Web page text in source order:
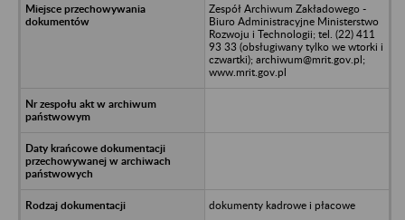
Zespół Archiwum Zakładowego -
Biuro Administracyjne Ministerstwo
Rozwoju i Technologii; tel. (22) 411
93 33 (obsługiwany tylko we wtorki i
czwartki); archiwum@mrit.gov.pl;
www.mrit.gov.pl
dokumenty kadrowe i płacowe